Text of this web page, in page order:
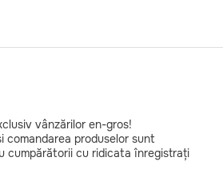
vânzărilor en-gros!
comandarea produselor sunt
cumpărătorii cu ridicata înregistrați